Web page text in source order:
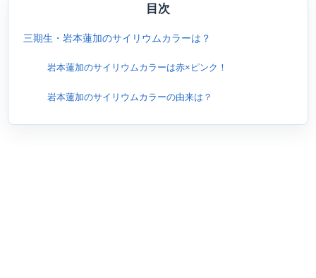
目次
三期生・岩本蓮加のサイリウムカラーは？
岩本蓮加のサイリウムカラーは赤×ピンク！
岩本蓮加のサイリウムカラーの由来は？